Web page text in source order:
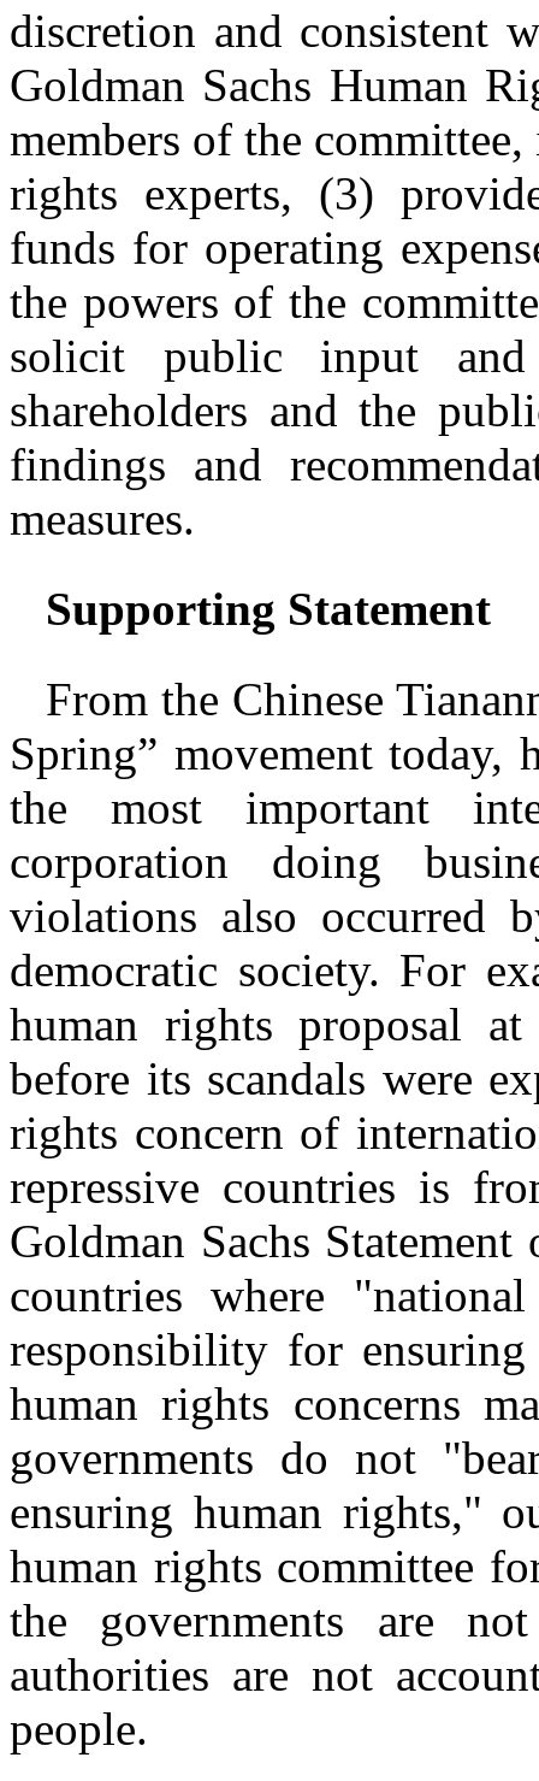
discretion and consistent
Goldman Sachs Human
members of the
rights experts, (3)
funds for operating
the powers of the
solicit public input
shareholders and the
findings and
measures.
Supporting Statement
From the Chinese
Spring” movement today,
the most important
corporation doing
violations also occurred
democratic society. For
human rights proposal
before its scandals were
rights concern of
repressive countries is
Goldman Sachs
countries where
responsibility for
human rights concerns
governments do not
ensuring human rights,"
human rights committee
the governments are
authorities are not
people.